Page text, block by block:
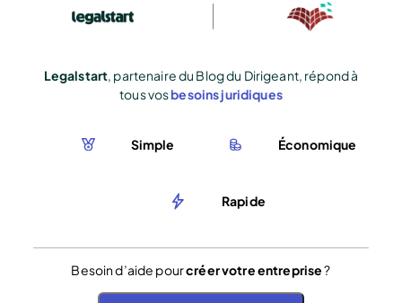
Legalstart, partenaire du Blog du Dirigeant, répond à
tous vosbesoins juridiques
Simple Économique
Rapide
Besoin d’aide pourcréer votre entreprise?